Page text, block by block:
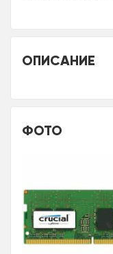
ОПИСАНИЕ
ФОТО